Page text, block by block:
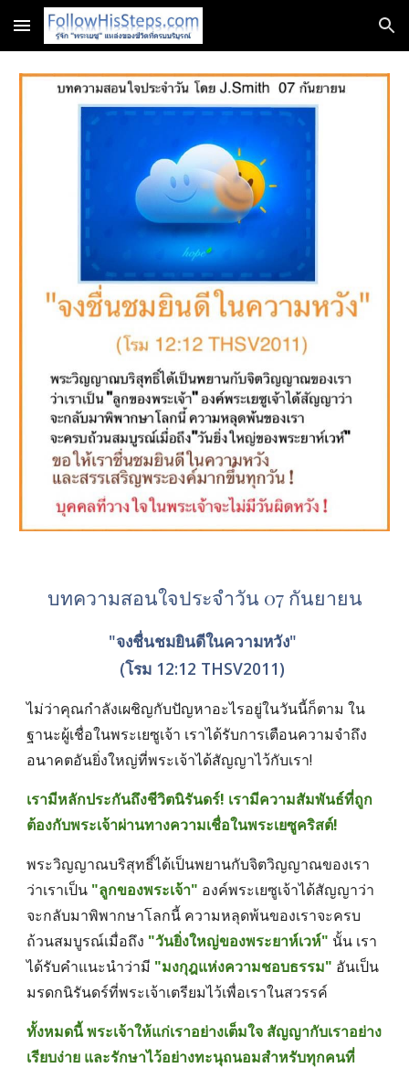
Skip to main content Skip to navigation
บทความสอนใจประจำวัน 07 กันยายน
"จงชื่นชมยินดีในความหวัง"
(โรม 12:12 THSV2011)
ไม่ว่าคุณกำลังเผชิญกับปัญหาอะไรอยู่ในวันนี้ก็ตาม ใน
ฐานะผู้เชื่อในพระเยซูเจ้า เราได้รับการเตือนความจำถึง
อนาคตอันยิ่งใหญ่ที่พระเจ้าได้สัญญาไว้กับเรา!
เรามีหลักประกันถึงชีวิตนิรันดร์! เรามีความสัมพันธ์ที่ถูก
ต้องกับพระเจ้าผ่านทางความเชื่อในพระเยซูคริสต์!
พระวิญญาณบริสุทธิ์ได้เป็นพยานกับจิตวิญญาณของเรา
ว่าเราเป็น "ลูกของพระเจ้า" องค์พระเยซูเจ้าได้สัญญาว่า
จะกลับมาพิพากษาโลกนี้ ความหลุดพ้นของเราจะครบ
ถ้วนสมบูรณ์เมื่อถึง "วันยิ่งใหญ่ของพระยาห์เวห์" นั้น เรา
ได้รับคำแนะนำว่ามี "มงกุฎแห่งความชอบธรรม" อันเป็น
มรดกนิรันดร์ที่พระเจ้าเตรียมไว้เพื่อเราในสวรรค์
ทั้งหมดนี้ พระเจ้าให้แก่เราอย่างเต็มใจ สัญญากับเราอย่าง
เรียบง่าย และรักษาไว้อย่างทะนุถนอมสำหรับทุกคนที่